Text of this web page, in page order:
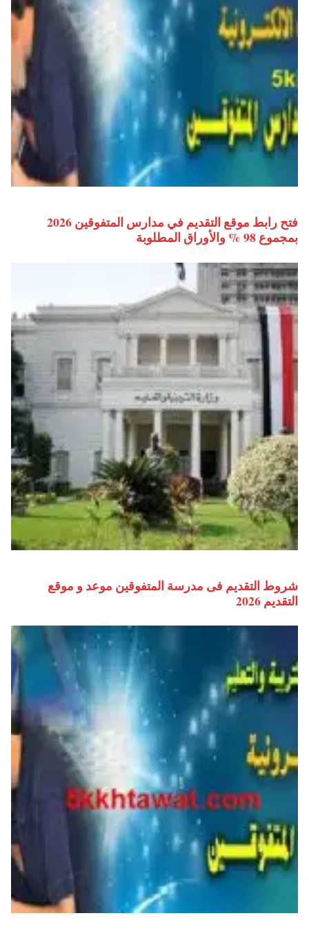
فتح رابط موقع التقديم في مدارس المتفوقين 2026
بمجموع 98 % والأوراق المطلوبة
شروط التقديم فى مدرسة المتفوقين موعد و موقع
التقديم 2026